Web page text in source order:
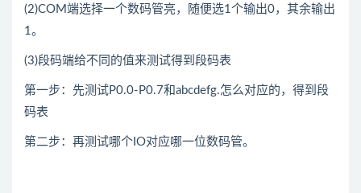
(2)COM端选择一个数码管亮，随便选1个输出0，其余输出
1。
(3)段码端给不同的值来测试得到段码表
第一步：先测试P0.0-P0.7和abcdefg.怎么对应的，得到段
码表
第二步：再测试哪个IO对应哪一位数码管。